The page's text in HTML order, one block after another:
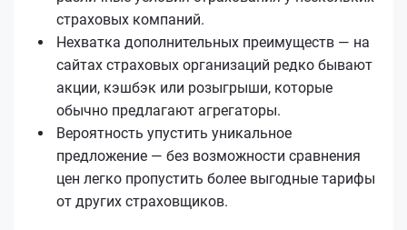
страховых компаний.
Нехватка дополнительных преимуществ — на
сайтах страховых организаций редко бывают
акции, кэшбэк или розыгрыши, которые
обычно предлагают агрегаторы.
Вероятность упустить уникальное
предложение — без возможности сравнения
цен легко пропустить более выгодные тарифы
от других страховщиков.